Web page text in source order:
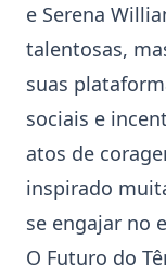
e Serena
talentosas,
suas
sociais e
atos de
inspirado
se engajar no
O Futuro do